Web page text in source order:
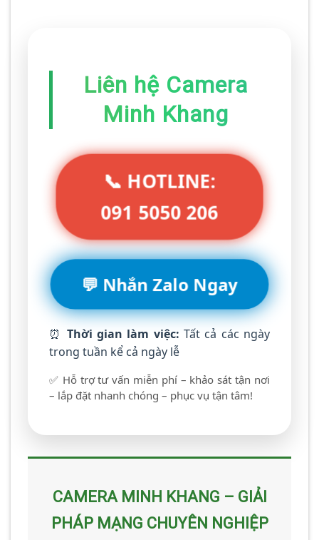
Liên hệ Camera
Minh Khang
📞 HOTLINE:
091 5050 206
💬 Nhắn Zalo Ngay
⏰ Thời gian làm việc: Tất cả các ngày
trong tuần kể cả ngày lễ
✅ Hỗ trợ tư vấn miễn phí – khảo sát tận nơi
– lắp đặt nhanh chóng – phục vụ tận tâm!
CAMERA MINH KHANG – GIẢI
PHÁP MẠNG CHUYÊN NGHIỆP